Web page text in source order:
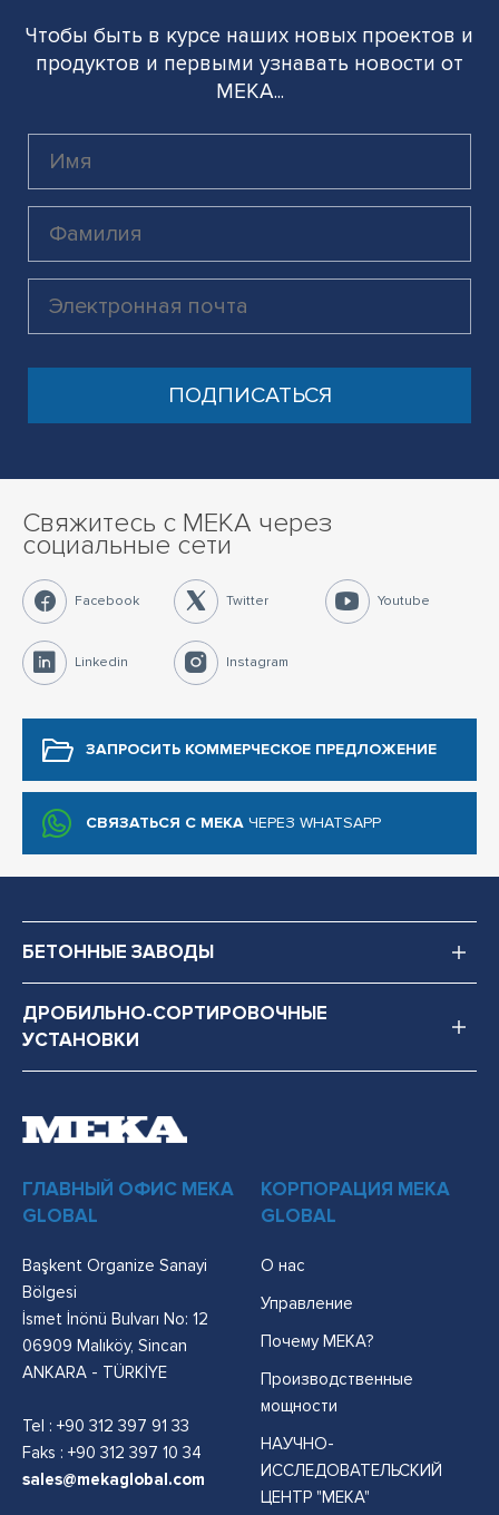
Чтобы быть в курсе наших новых проектов и
продуктов и первыми узнавать новости от
MEKA...
Свяжитесь с MEKA через
социальные сети
Facebook Twitter Youtube
Linkedin Instagram
ЗАПРОСИТЬ КОММЕРЧЕСКОЕ ПРЕДЛОЖЕНИЕ
СВЯЗАТЬСЯ С MEKA ЧЕРЕЗ WHATSAPP
БЕТОННЫЕ ЗАВОДЫ
ДРОБИЛЬНО-СОРТИРОВОЧНЫЕ
УСТАНОВКИ
ГЛАВНЫЙ ОФИС MEKA
GLOBAL
Başkent Organize Sanayi
Bölgesi
İsmet İnönü Bulvarı No: 12
06909 Malıköy, Sincan
ANKARA - TÜRKİYE
Tel : +90 312 397 91 33
Faks : +90 312 397 10 34
sales@mekaglobal.com
КОРПОРАЦИЯ MEKA
GLOBAL
О нас
Управление
Почему MEKA?
Производственные
мощности
НАУЧНО-
ИССЛЕДОВАТЕЛЬСКИЙ
ЦЕНТР "МЕКА"